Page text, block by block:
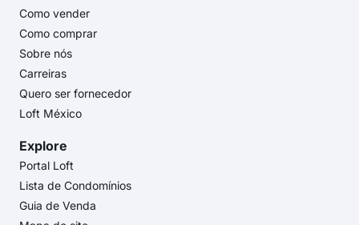
Como vender
Como comprar
Sobre nós
Carreiras
Quero ser fornecedor
Loft México
Explore
Portal Loft
Lista de Condomínios
Guia de Venda